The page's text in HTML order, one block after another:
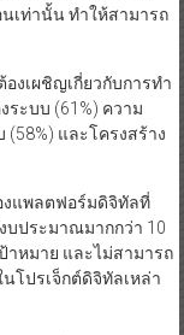
นเท่านั้น ทำให้สามารถ
งเผชิญเกี่ยวกับการทำ
ะบบ (61%) ความ
(58%) และโครงสร้าง
งแพลตฟอร์มดิจิทัลที่
ประมาณมากกว่า 10
าหมาย และไม่สามารถ
โปรเจ็กต์ดิจิทัลเหล่า